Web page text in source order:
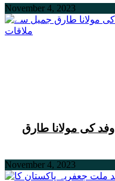
November 4, 2023
کی مولانا طارق
November 4, 2023